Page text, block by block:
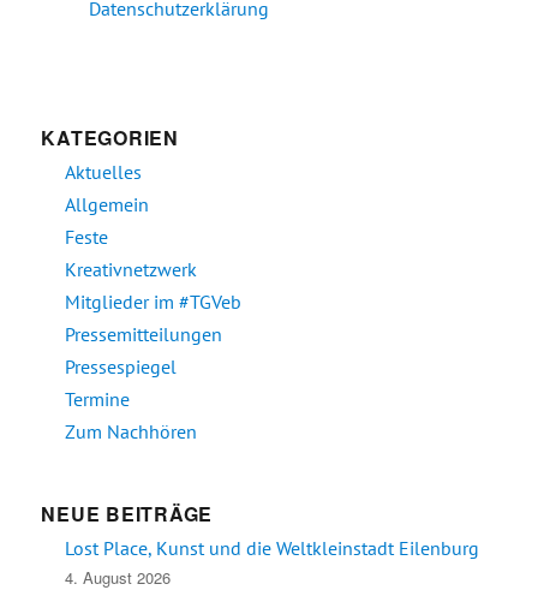
Datenschutzerklärung
KATEGORIEN
Aktuelles
Allgemein
Feste
Kreativnetzwerk
Mitglieder im #TGVeb
Pressemitteilungen
Pressespiegel
Termine
Zum Nachhören
NEUE BEITRÄGE
Lost Place, Kunst und die Weltkleinstadt Eilenburg
4. August 2026